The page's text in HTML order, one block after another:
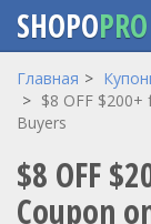
Перейти
основному
SHOPOPRO
Главная
$8 OFF
Buyers
$8 OFF
Coupon